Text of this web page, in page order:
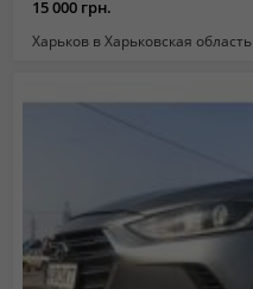
15 000 грн.
Харьков в Харьковская область